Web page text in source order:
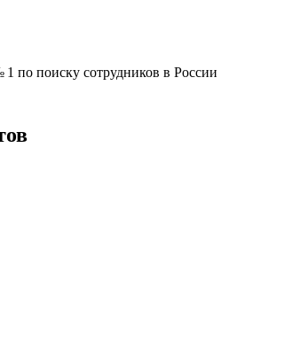
1 по поиску сотрудников в России